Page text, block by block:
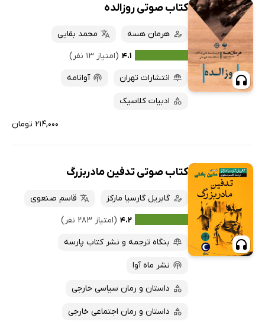
کتاب صوتی روزالده
هرمان هسه
محمد بقایی
۴.۱ (امتیاز ۱۳ نفر)
انتشارات تهران
آوانامه
ادبیات کلاسیک
۲۱۴,۰۰۰ تومان
کتاب صوتی تدفین مادربزرگ
گابریل گارسیا مارکز
قاسم صنعوی
۴.۲ (امتیاز ۲۸۳ نفر)
بنگاه ترجمه و نشر کتاب پارسه
نشر ماه آوا
داستان و رمان سیاسی خارجی
داستان و رمان اجتماعی خارجی